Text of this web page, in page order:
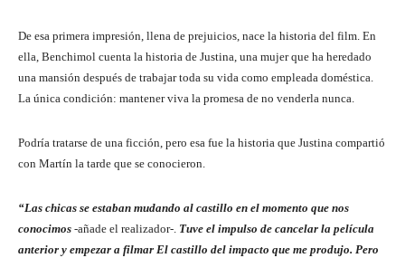
De esa primera impresión, llena de prejuicios, nace la historia del film. En
ella, Benchimol cuenta la historia de Justina, una mujer que ha heredado
una mansión después de trabajar toda su vida como empleada doméstica.
La única condición: mantener viva la promesa de no venderla nunca.
Podría tratarse de una ficción, pero esa fue la historia que Justina compartió
con Martín la tarde que se conocieron.
“Las chicas se estaban mudando al castillo en el momento que nos
conocimos -añade el realizador-. Tuve el impulso de cancelar la película
anterior y empezar a filmar El castillo del impacto que me produjo. Pero